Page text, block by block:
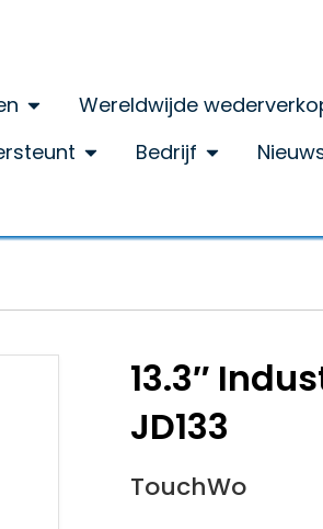
Wereldwijde
Bedrijf
13.3″
JD133
TouchWo